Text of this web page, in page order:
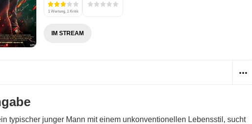
1 Wertung, 1 Kritik
IM STREAM
typischer junger Mann mit einem unkonventionellen Lebensstil, sucht